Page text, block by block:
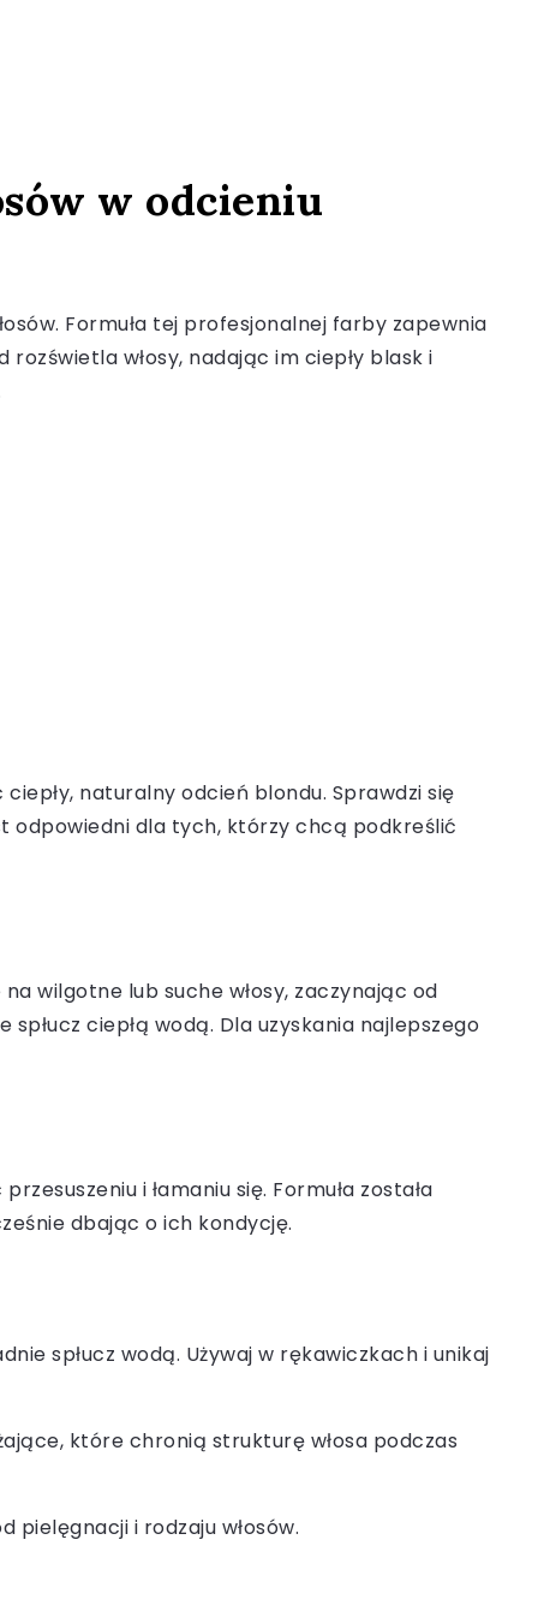
w odcieniu
Formuła tej profesjonalnej farby zapewnia
rozświetla włosy, nadając im ciepły blask i
naturalny odcień blondu. Sprawdzi się
odpowiedni dla tych, którzy chcą podkreślić
wilgotne lub suche włosy, zaczynając od
ciepłą wodą. Dla uzyskania najlepszego
i łamaniu się. Formuła została
dbając o ich kondycję.
spłucz wodą. Używaj w rękawiczkach i unikaj
które chronią strukturę włosa podczas
pielęgnacji i rodzaju włosów.